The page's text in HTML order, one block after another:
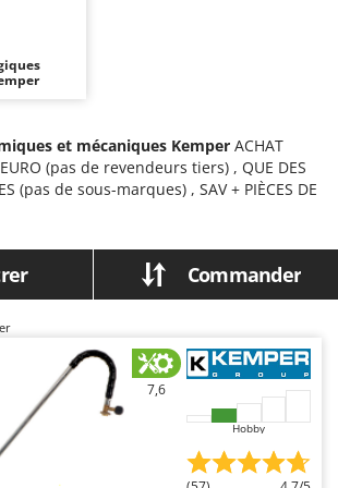
pour le bois - Scies à bûches
tracteur
sols extérieurs
et végétaux
tracteur
batterie - Démarreurs
tracteur
et mécaniques Kemper ACHAT
(pas de revendeurs tiers) , QUE DES
(pas de sous-marques) , SAV + PIÈCES DE
Commander
7,6
Hobby